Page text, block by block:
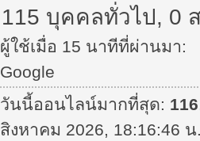
115 บุคคลทั่วไป, 0
ผู้ใช้เมื่อ 15 นาทีที่ผ่านมา:
Google
วันนี้ออนไลน์มากที่สุด: 116
สิงหาคม 2026, 18:16:46 น